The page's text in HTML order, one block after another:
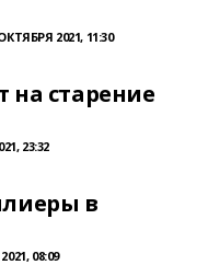
2021, 11:30
на старение
23:32
в
08:09